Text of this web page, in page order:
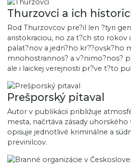
Thurzovci a ich
Rod Thurzovcov pre?il len ?tyri
aristokraciou, no za t?ch sto rokov
palat?nov a jedn?ho kr??ovsk?ho
mnohostrannos? a v?nimo?nos?
ale i laickej verejnosti pr?ve t?to
Prešporský pitaval
Autor v publikácii približuje
mesta, načrtáva zásady
opisuje jednotlivé kriminálne a
previnilcov.